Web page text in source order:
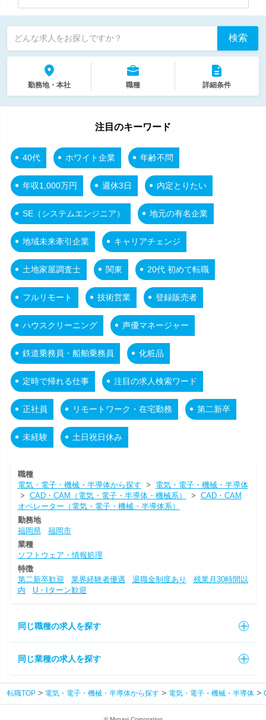
どんな求人をお探しですか？ 検索
勤務地・本社 職種 詳細条件
注目のキーワード
40代 ホワイト企業 年齢不問
年収1,000万円 週休3日 内定とりたい
SE（システムエンジニア） 地元の有名企業
地域未来牽引企業 キャリアチェンジ
土地家屋調査士 関東 20代 初めて転職
フルリモート 技術営業 登録販売者
ハウスクリーニング 声優マネージャー
鉄道乗務員・船舶乗務員 化粧品
定時で帰れる仕事 注目の求人検索ワード
正社員 リモートワーク・在宅勤務 第二新卒
未経験 土日祝日休み
職種
電気・電子・機械・半導体から探す > 電気・電子・機械・半導体
> CAD・CAM（電気・電子・半導体・機械系） > CAD・CAM
オペレーター（電気・電子・機械・半導体系）
勤務地
福岡県
福岡市
業種
ソフトウェア・情報処理
特徴
第二新卒歓迎
業界経験者優遇 退職金制度あり
残業月30時間以
内
U・Iターン歓迎
同じ職種の求人を探す
同じ業種の求人を探す
転職TOP 電気・電子・機械・半導体から探す 電気・電子・機械・半導体